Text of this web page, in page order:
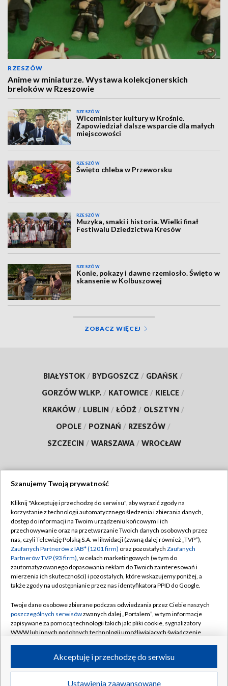
RZESZÓW
Anime w miniaturze. Wystawa kolekcjonerskich
breloków w Rzeszowie
RZESZÓW
Wiceminister kultury w Krośnie.
Zapowiedział dalsze wsparcie dla małych
miejscowości
RZESZÓW
Święto chleba w Przeworsku
RZESZÓW
Muzyka, smaki i historia. Wielki finał
Festiwalu Dziedzictwa Kresów
RZESZÓW
Konie, pokazy i dawne rzemiosło. Święto w
skansenie w Kolbuszowej
ZOBACZ WIĘCEJ
BIAŁYSTOK / BYDGOSZCZ / GDAŃSK /
GORZÓW WLKP. / KATOWICE / KIELCE /
KRAKÓW / LUBLIN / ŁÓDŹ / OLSZTYN /
OPOLE / POZNAŃ / RZESZÓW /
SZCZECIN / WARSZAWA / WROCŁAW
TVP
Abonament TVP
Emisja w TVP
Centrum informacji TVP
Naziemna Telewizja Cyfrowa
Rada Programowa
System NOS
Informacje o nadawcy
Program dla prasy
Regulamin TVP
Polityka prywatności
Moje zgody
Pomoc
Kontakt
Kanały
©2026 Telewizja Polska S.A. w likwidacji
Szanujemy Twoją prywatność
Kliknij "Akceptuję i przechodzę do serwisu", aby wyrazić zgody na
korzystanie z technologii automatycznego śledzenia i zbierania danych,
dostęp do informacji na Twoim urządzeniu końcowym i ich
przechowywanie oraz na przetwarzanie Twoich danych osobowych przez
nas, czyli Telewizję Polską S.A. w likwidacji (zwaną dalej również „TVP”),
Zaufanych Partnerów z IAB* (1201 firm) oraz pozostałych Zaufanych
Partnerów TVP (93 firm), w celach marketingowych (w tym do
zautomatyzowanego dopasowania reklam do Twoich zainteresowań i
mierzenia ich skuteczności) i pozostałych, które wskazujemy poniżej, a
także zgody na udostępnianie przez nas identyfikatora PPID do Google.
Twoje dane osobowe zbierane podczas odwiedzania przez Ciebie naszych
poszczególnych serwisówzwanych dalej „Portalem”, w tym informacje
zapisywane za pomocą technologii takich jak: pliki cookie, sygnalizatory
WWW lub innych podobnych technologii umożliwiających świadczenie
ruchu w Internecie.
Twoje dane osobowe zbierane podczas odwiedzania przez Ciebie
Ustawienia zaawansowane
Akceptuję i przechodzę do serwisu